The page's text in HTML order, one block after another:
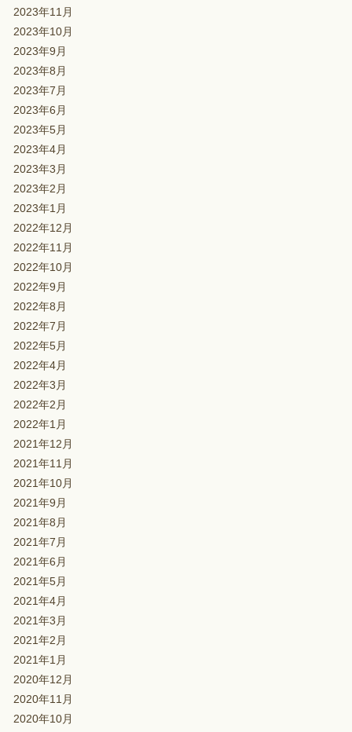
2023年11月
2023年10月
2023年9月
2023年8月
2023年7月
2023年6月
2023年5月
2023年4月
2023年3月
2023年2月
2023年1月
2022年12月
2022年11月
2022年10月
2022年9月
2022年8月
2022年7月
2022年5月
2022年4月
2022年3月
2022年2月
2022年1月
2021年12月
2021年11月
2021年10月
2021年9月
2021年8月
2021年7月
2021年6月
2021年5月
2021年4月
2021年3月
2021年2月
2021年1月
2020年12月
2020年11月
2020年10月